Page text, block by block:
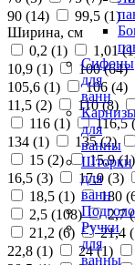
Сифоны
для
ванн
для
ванны
Шторки
для
ванн
Ручки
для
ванны
90 (14) 99,5 (1)
Ширина, см
0,2 (1) 1,01 (1
10,9 (1) 100 (64)
105,6 (1) 106 (4)
11,5 (2) 110 (8)
116 (1) 116,5 (
134 (1) 135 (2)
15 (2) 15,9 (1)
16,5 (3) 17,9 (3)
18,5 (1) 180 (
2,5 (108) 2,7 (
21,2 (6) 21,4 (
22,8 (1) 24 (1)